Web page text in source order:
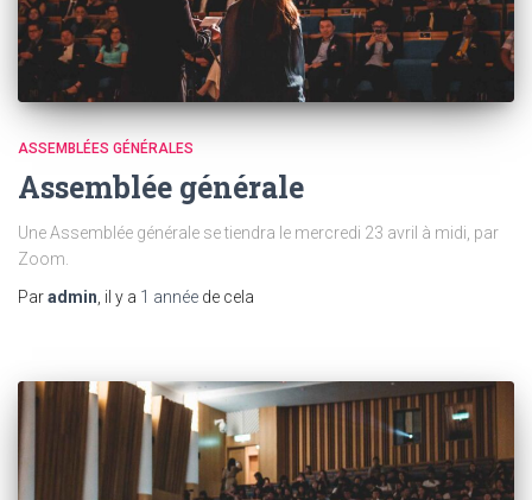
ASSEMBLÉES GÉNÉRALES
Assemblée générale
Une Assemblée générale se tiendra le mercredi 23 avril à midi, par
Zoom.
Paradmin , il y a 1 année de cela